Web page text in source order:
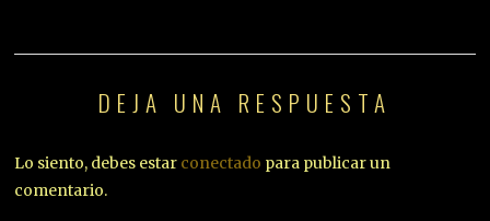
DEJA UNA RESPUESTA
Lo siento, debes estar conectado para publicar un
comentario.